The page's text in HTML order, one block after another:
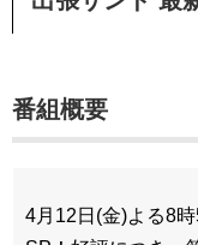
番組概要
4月12日(金)よる8